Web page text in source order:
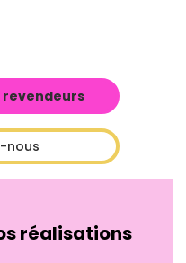
revendeurs
nous
réalisations